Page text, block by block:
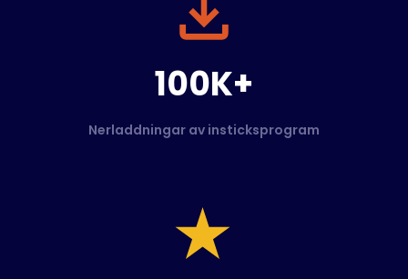
100K+
Nerladdningar av insticksprogram